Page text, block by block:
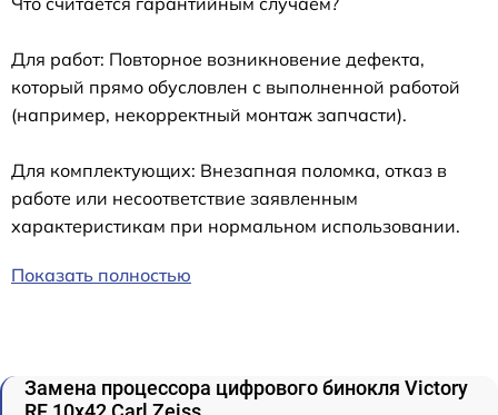
Для работ: Повторное возникновение дефекта,
который прямо обусловлен с выполненной работой
(например, некорректный монтаж запчасти).
Для комплектующих: Внезапная поломка, отказ в
работе или несоответствие заявленным
характеристикам при нормальном использовании.
Показать полностью
Замена процессора цифрового бинокля Victory